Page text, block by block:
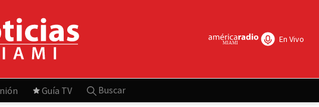
En Vivo
Guía TV Buscar